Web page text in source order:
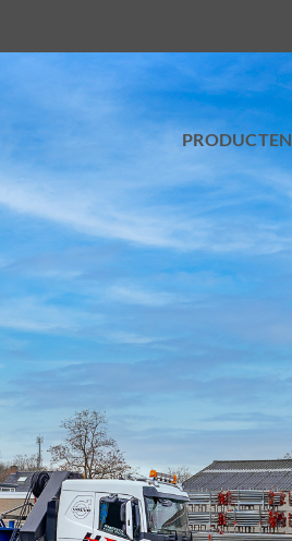
PRODUCTEN